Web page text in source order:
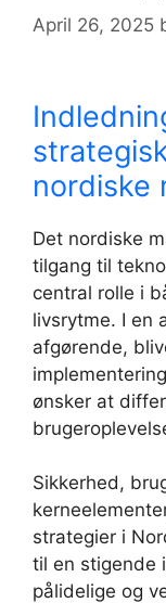
April 26, 2025
nordiske
Det nordiske
tilgang til
central rolle i
livsrytme. I en
afgørende,
ønsker at
Sikkerhed,
strategier i
til en stigende
pålidelige og